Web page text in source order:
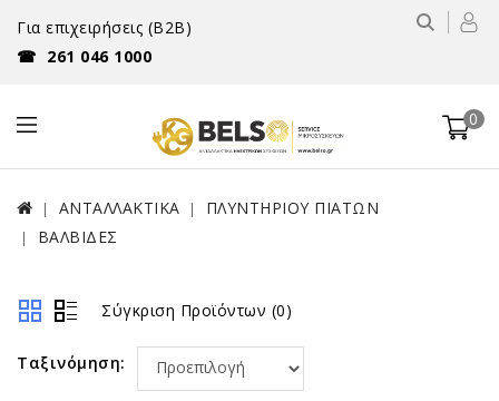
Για επιχειρήσεις (B2B)
☎ 261 046 1000
0
ΑΝΤΑΛΛΑΚΤΙΚΑ
ΠΛΥΝΤΗΡΙΟΥ ΠΙΑΤΩΝ
ΒΑΛΒΙΔΕΣ
Σύγκριση Προϊόντων (0)
Ταξινόμηση: